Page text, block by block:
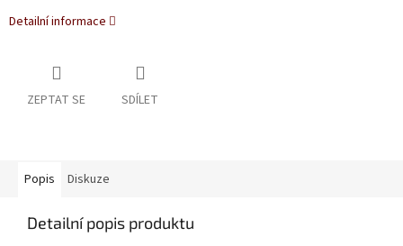
Detailní informace
ZEPTAT SE SDÍLET
Popis Diskuze
Detailní popis produktu